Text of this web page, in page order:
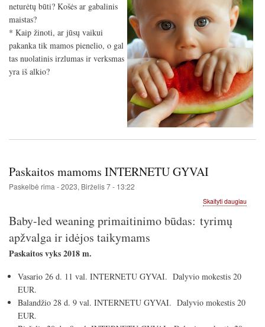
neturėtų būti? Košės ar gabalinis
maistas?
* Kaip žinoti, ar jūsų vaikui
pakanka tik mamos pienelio, o gal
tas nuolatinis irzlumas ir verksmas
yra iš alkio?
Paskaitos mamoms INTERNETU GYVAI
Paskelbė rima -2023, Birželis 7 - 13:22
Skaityti daugiauapie
Baby-led weaning primaitinimo būdas: tyrimų
apžvalga ir idėjos taikymams
Paskaitos vyks 2018 m.
Vasario 26 d. 11 val. INTERNETU GYVAI. Dalyvio mokestis 20
EUR.
Balandžio 28 d. 9 val. INTERNETU GYVAI. Dalyvio mokestis 20
EUR.